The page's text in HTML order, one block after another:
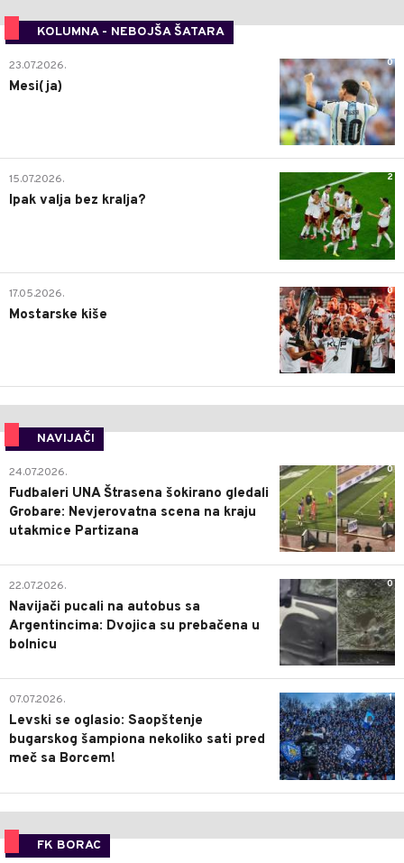
KOLUMNA - NEBOJŠA ŠATARA
0
23.07.2026.
Mesi(ja)
2
15.07.2026.
Ipak valja bez kralja?
0
17.05.2026.
Mostarske kiše
NAVIJAČI
0
24.07.2026.
Fudbaleri UNA Štrasena šokirano gledali
Grobare: Nevjerovatna scena na kraju
utakmice Partizana
0
22.07.2026.
Navijači pucali na autobus sa
Argentincima: Dvojica su prebačena u
bolnicu
1
07.07.2026.
Levski se oglasio: Saopštenje
bugarskog šampiona nekoliko sati pred
meč sa Borcem!
FK BORAC